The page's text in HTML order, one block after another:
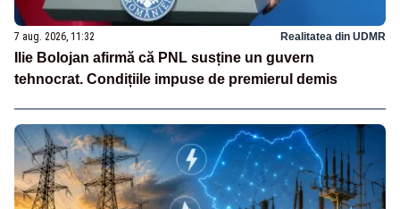
7 aug. 2026, 11:32 Realitatea din UDMR
Ilie Bolojan afirmă că PNL susține un guvern
tehnocrat. Condițiile impuse de premierul demis